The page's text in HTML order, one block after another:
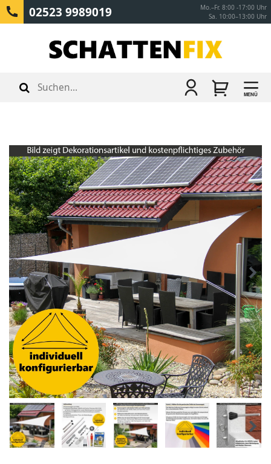
02523 9989019
Mo.–Fr. 8:00 -17:00 Uhr
Sa. 10:00–13:00 Uhr
MENÜ